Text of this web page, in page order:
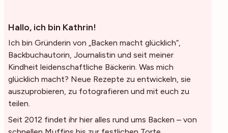
Hallo, ich bin Kathrin!
Ich bin Gründerin von „Backen macht glücklich“,
Backbuchautorin, Journalistin und seit meiner
Kindheit leidenschaftliche Bäckerin. Was mich
glücklich macht? Neue Rezepte zu entwickeln, sie
auszuprobieren, zu fotografieren und mit euch zu
teilen.
Seit 2012 findet ihr hier alles rund ums Backen – von